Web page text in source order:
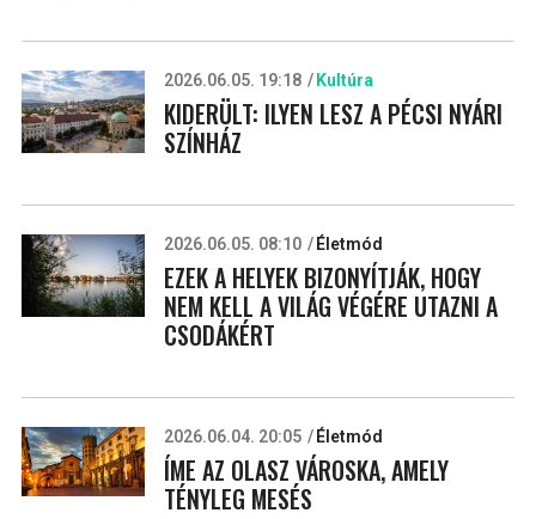
2026.06.05. 19:18 Kultúra
KIDERÜLT: ILYEN LESZ A PÉCSI NYÁRI
SZÍNHÁZ
2026.06.05. 08:10 Életmód
EZEK A HELYEK BIZONYÍTJÁK, HOGY
NEM KELL A VILÁG VÉGÉRE UTAZNI A
CSODÁKÉRT
2026.06.04. 20:05 Életmód
ÍME AZ OLASZ VÁROSKA, AMELY
TÉNYLEG MESÉS